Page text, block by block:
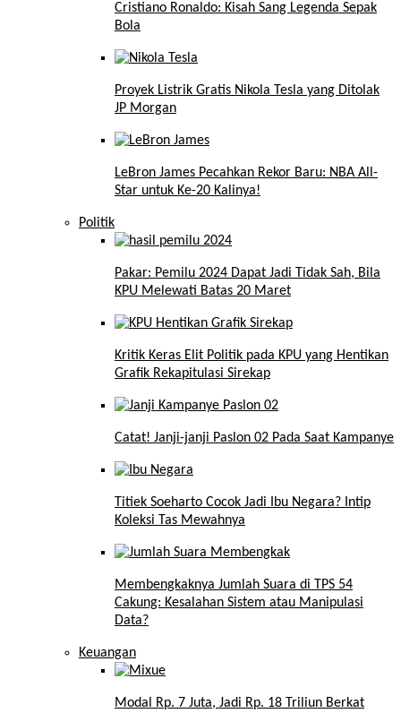
Cristiano Ronaldo: Kisah Sang Legenda Sepak
Bola
Proyek Listrik Gratis Nikola Tesla yang Ditolak
JP Morgan
LeBron James Pecahkan Rekor Baru: NBA All-
Star untuk Ke-20 Kalinya!
Politik
Pakar: Pemilu 2024 Dapat Jadi Tidak Sah, Bila
KPU Melewati Batas 20 Maret
Kritik Keras Elit Politik pada KPU yang Hentikan
Grafik Rekapitulasi Sirekap
Catat! Janji-janji Paslon 02 Pada Saat Kampanye
Titiek Soeharto Cocok Jadi Ibu Negara? Intip
Koleksi Tas Mewahnya
Membengkaknya Jumlah Suara di TPS 54
Cakung: Kesalahan Sistem atau Manipulasi
Data?
Keuangan
Modal Rp. 7 Juta, Jadi Rp. 18 Triliun Berkat